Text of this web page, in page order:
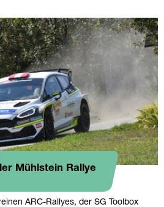
Mühlstein Rallye
ARC-Rallyes, der SG Toolbox